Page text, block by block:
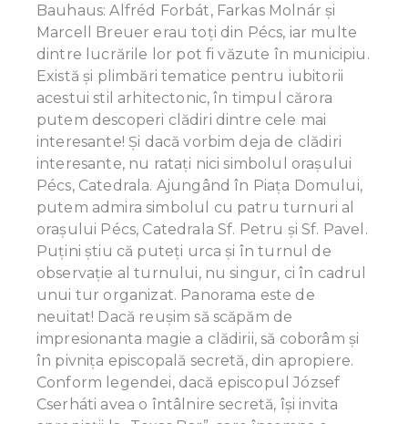
Bauhaus: Alfréd Forbát, Farkas Molnár și
Marcell Breuer erau toţi din Pécs, iar multe
dintre lucrările lor pot fi văzute în municipiu.
Există și plimbări tematice pentru iubitorii
acestui stil arhitectonic, în timpul cărora
putem descoperi clădiri dintre cele mai
interesante! Și dacă vorbim deja de clădiri
interesante, nu ratați nici simbolul oraşului
Pécs, Catedrala. Ajungând în Piața Domului,
putem admira simbolul cu patru turnuri al
orașului Pécs, Catedrala Sf. Petru și Sf. Pavel.
Puțini știu că puteți urca și în turnul de
observație al turnului, nu singur, ci în cadrul
unui tur organizat. Panorama este de
neuitat! Dacă reuşim să scăpăm de
impresionanta magie a clădirii, să coborâm și
în pivnița episcopală secretă, din apropiere.
Conform legendei, dacă episcopul József
Cserháti avea o întâlnire secretă, își invita